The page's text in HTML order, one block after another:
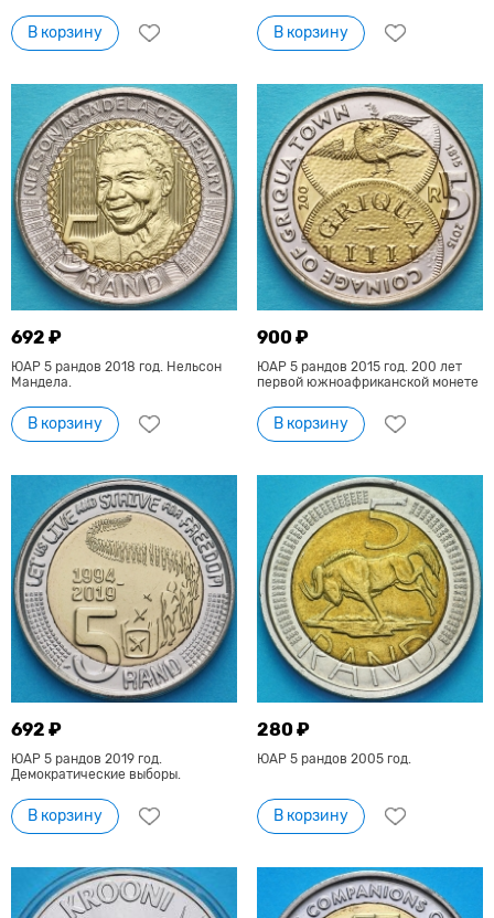
В корзину В корзину
692 ₽
ЮАР 5 рандов 2018 год. Нельсон
Мандела.
В корзину
900 ₽
ЮАР 5 рандов 2015 год. 200 лет
первой южноафриканской монете
В корзину
692 ₽
ЮАР 5 рандов 2019 год.
Демократические выборы.
В корзину
280 ₽
ЮАР 5 рандов 2005 год.
В корзину